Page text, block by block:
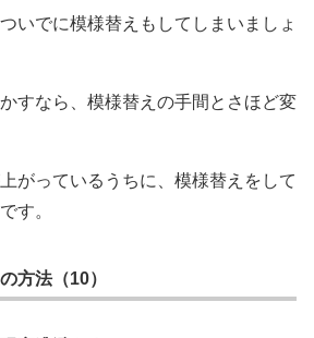
いでに模様替えもしてしまいましょ
すなら、模様替えの手間とさほど変
がっているうちに、模様替えをして
す。
方法（10）